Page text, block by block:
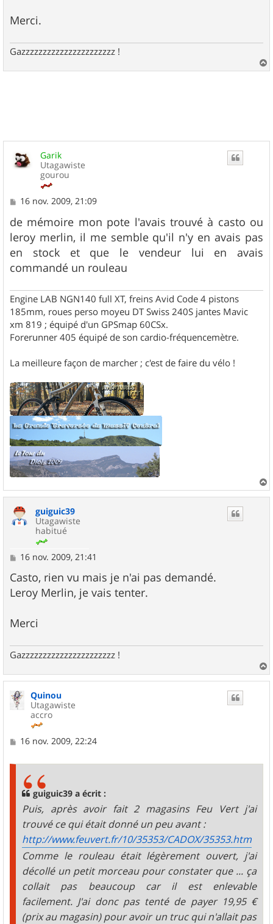
Merci.
Gazzzzzzzzzzzzzzzzzzzzzz !
a
Garik
Utagawiste
gourou
M
s
s
a
g
e
16 nov. 2009, 21:09
de mémoire mon pote l'avais trouvé à casto ou
leroy merlin, il me semble qu'il n'y en avais pas
en stock et que le vendeur lui en avais
commandé un rouleau
Engine LAB NGN140 full XT, freins Avid Code 4 pistons
185mm, roues perso moyeu DT Swiss 240S jantes Mavic
xm 819 ; équipé d'un GPSmap 60CSx.
Forerunner 405 équipé de son cardio-fréquencemètre.
La meilleure façon de marcher ; c'est de faire du vélo !
a
guiguic39
Utagawiste
habitué
M
s
s
a
16 nov. 2009, 21:41
Casto, rien vu mais je n'ai pas demandé.
Leroy Merlin, je vais tenter.
Merci
Gazzzzzzzzzzzzzzzzzzzzzz !
a
u
Quinou
Utagawiste
accro
M16 nov. 2009, 22:24
guiguic39 a écrit :
Puis, après avoir fait 2 magasins Feu Vert j'ai
trouvé ce qui était donné un peu avant :
http://www.feuvert.fr/10/35353/CADOX/35353.htm
Comme le rouleau était légèrement ouvert, j'ai
décollé un petit morceau pour constater que ... ça
collait pas beaucoup car il est enlevable
facilement. J'ai donc pas tenté de payer 19,95 €
(prix au magasin) pour avoir un truc qui n'allait pas